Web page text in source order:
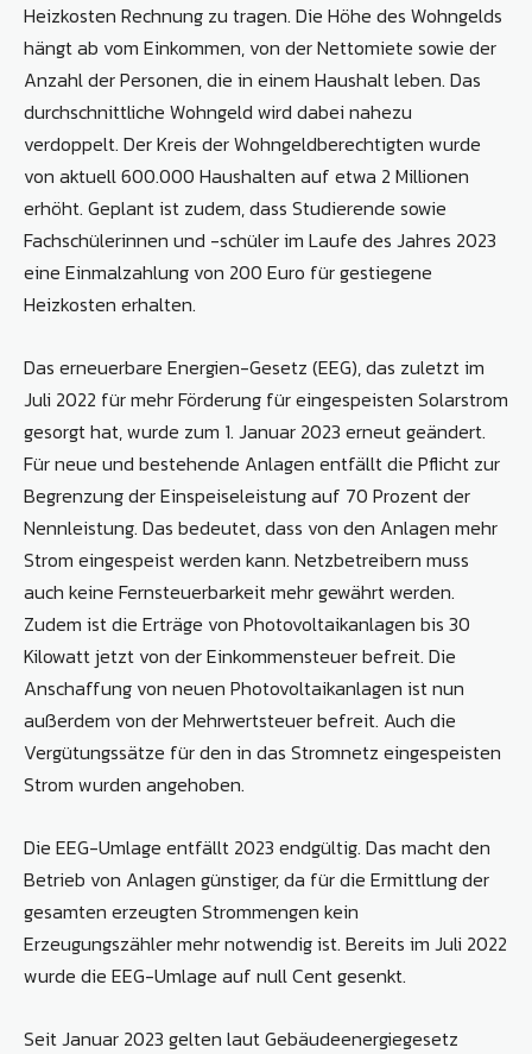
Heizkosten Rechnung zu tragen. Die Höhe des Wohngelds
hängt ab vom Einkommen, von der Nettomiete sowie der
Anzahl der Personen, die in einem Haushalt leben. Das
durchschnittliche Wohngeld wird dabei nahezu
verdoppelt. Der Kreis der Wohngeldberechtigten wurde
von aktuell 600.000 Haushalten auf etwa 2 Millionen
erhöht. Geplant ist zudem, dass Studierende sowie
Fachschülerinnen und -schüler im Laufe des Jahres 2023
eine Einmalzahlung von 200 Euro für gestiegene
Heizkosten erhalten.
Das erneuerbare Energien-Gesetz (EEG), das zuletzt im
Juli 2022 für mehr Förderung für eingespeisten Solarstrom
gesorgt hat, wurde zum 1. Januar 2023 erneut geändert.
Für neue und bestehende Anlagen entfällt die Pflicht zur
Begrenzung der Einspeiseleistung auf 70 Prozent der
Nennleistung. Das bedeutet, dass von den Anlagen mehr
Strom eingespeist werden kann. Netzbetreibern muss
auch keine Fernsteuerbarkeit mehr gewährt werden.
Zudem ist die Erträge von Photovoltaikanlagen bis 30
Kilowatt jetzt von der Einkommensteuer befreit. Die
Anschaffung von neuen Photovoltaikanlagen ist nun
außerdem von der Mehrwertsteuer befreit. Auch die
Vergütungssätze für den in das Stromnetz eingespeisten
Strom wurden angehoben.
Die EEG-Umlage entfällt 2023 endgültig. Das macht den
Betrieb von Anlagen günstiger, da für die Ermittlung der
gesamten erzeugten Strommengen kein
Erzeugungszähler mehr notwendig ist. Bereits im Juli 2022
wurde die EEG-Umlage auf null Cent gesenkt.
Seit Januar 2023 gelten laut Gebäudeenergiegesetz